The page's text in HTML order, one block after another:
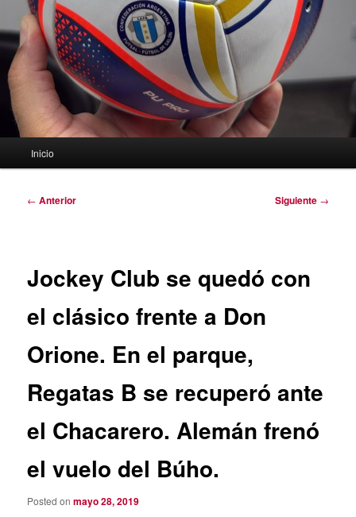
Inicio
Navegación
← Anterior Siguiente →
Jockey Club se quedó con
el clásico frente a Don
Orione. En el parque,
Regatas B se recuperó ante
el Chacarero. Alemán frenó
el vuelo del Búho.
Posted onmayo 28, 2019